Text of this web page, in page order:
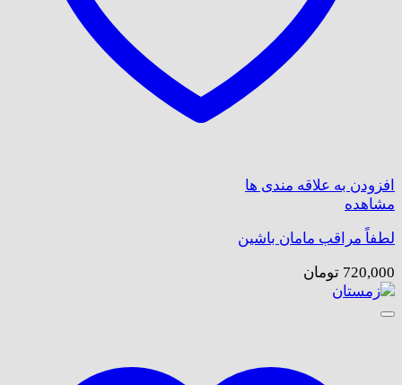
افزودن به علاقه مندی ها
مشاهده
لطفاً مراقب مامان باشین
720,000 تومان